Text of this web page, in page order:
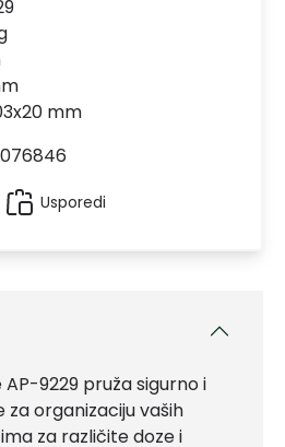
9229 pruža sigurno i
organizaciju vaših
za različite doze i
mm
Usporedi